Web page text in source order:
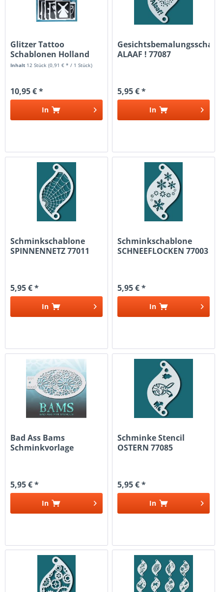
Glitzer Tattoo
Schablonen Holland
Inhalt 12 Stück(0,91 € * / 1 Stück)
10,95 € *
In
ALAAF ! 77087
5,95 € *
In
Schminkschablone
SPINNENNETZ 77011
5,95 € *
In
Schminkschablone
SCHNEEFLOCKEN 77003
5,95 € *
In
Bad Ass Bams
Schminkvorlage
5,95 € *
In
Schminke Stencil
OSTERN 77085
5,95 € *
In